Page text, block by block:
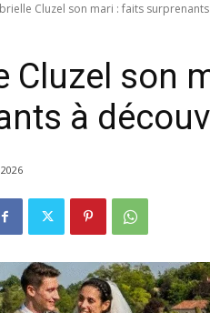
Cluzel son mari : faits
Cluzel son
à